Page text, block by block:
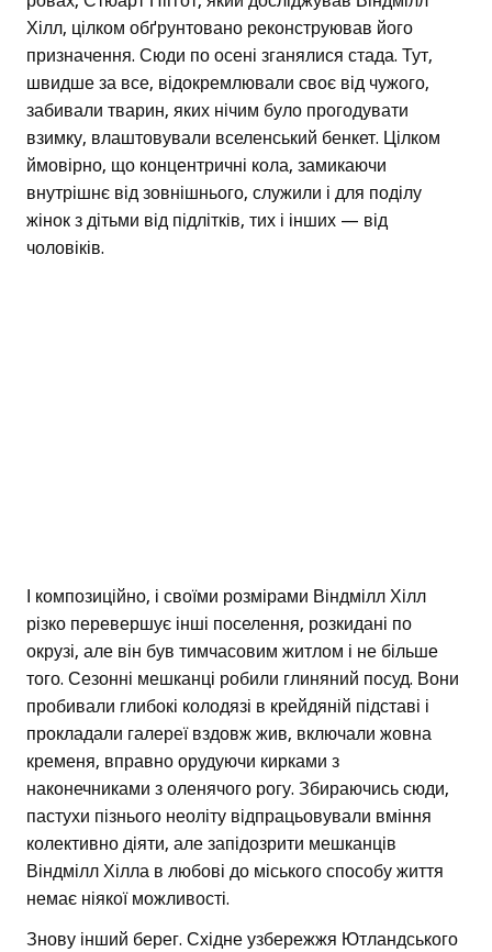
Хілл, цілком обґрунтовано реконструював його
призначення. Сюди по осені зганялися стада. Тут,
швидше за все, відокремлювали своє від чужого,
забивали тварин, яких нічим було прогодувати
взимку, влаштовували вселенський бенкет. Цілком
ймовірно, що концентричні кола, замикаючи
внутрішнє від зовнішнього, служили і для поділу
жінок з дітьми від підлітків, тих і інших — від
чоловіків.
І композиційно, і своїми розмірами Віндмілл Хілл
різко перевершує інші поселення, розкидані по
окрузі, але він був тимчасовим житлом і не більше
того. Сезонні мешканці робили глиняний посуд. Вони
пробивали глибокі колодязі в крейдяній підставі і
прокладали галереї вздовж жив, включали жовна
кременя, вправно орудуючи кирками з
наконечниками з оленячого рогу. Збираючись сюди,
пастухи пізнього неоліту відпрацьовували вміння
колективно діяти, але запідозрити мешканців
Віндмілл Хілла в любові до міського способу життя
немає ніякої можливості.
Знову інший берег. Східне узбережжя Ютландського